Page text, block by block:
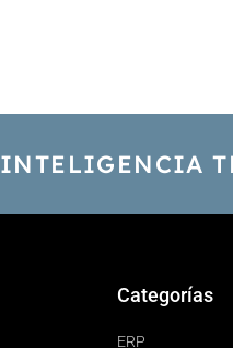
INTELIGENCIA
Categorías
ERP